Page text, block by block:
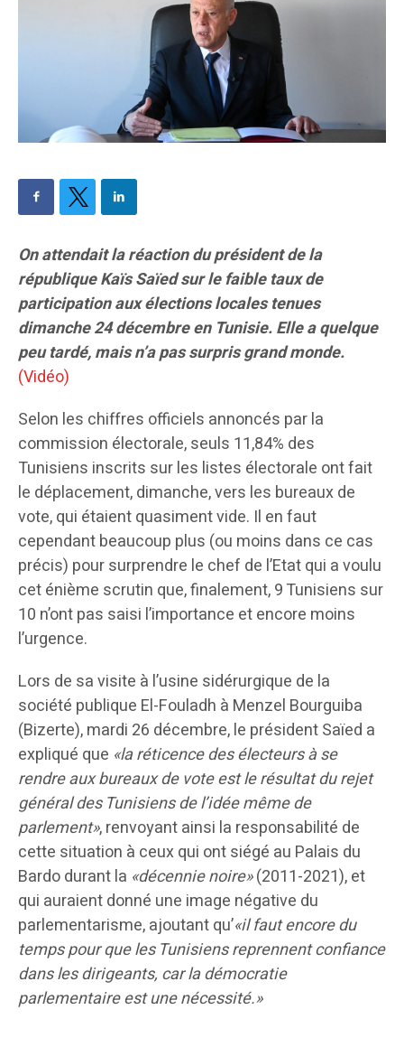
On attendait la réaction du président de la
république Kaïs Saïed sur le faible taux de
participation aux élections locales tenues
dimanche 24 décembre en Tunisie. Elle a quelque
peu tardé, mais n’a pas surpris grand monde.
(Vidéo)
Selon les chiffres officiels annoncés par la
commission électorale, seuls 11,84% des
Tunisiens inscrits sur les listes électorale ont fait
le déplacement, dimanche, vers les bureaux de
vote, qui étaient quasiment vide. Il en faut
cependant beaucoup plus (ou moins dans ce cas
précis) pour surprendre le chef de l’Etat qui a voulu
cet énième scrutin que, finalement, 9 Tunisiens sur
10 n’ont pas saisi l’importance et encore moins
l’urgence.
Lors de sa visite à l’usine sidérurgique de la
société publique El-Fouladh à Menzel Bourguiba
(Bizerte), mardi 26 décembre, le président Saïed a
expliqué que «la réticence des électeurs à se
rendre aux bureaux de vote est le résultat du rejet
général des Tunisiens de l’idée même de
parlement», renvoyant ainsi la responsabilité de
cette situation à ceux qui ont siégé au Palais du
Bardo durant la «décennie noire»(2011-2021), et
qui auraient donné une image négative du
parlementarisme, ajoutant qu’«il faut encore du
temps pour que les Tunisiens reprennent confiance
dans les dirigeants, car la démocratie
parlementaire est une nécessité.»